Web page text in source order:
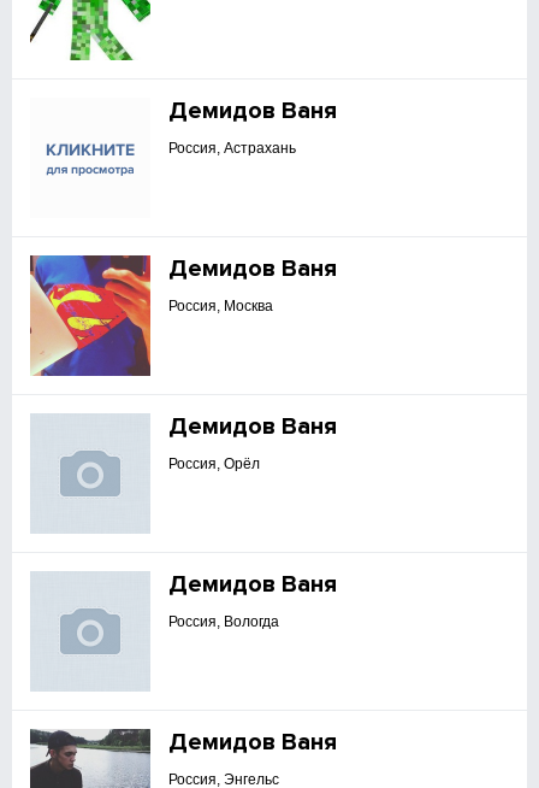
Демидов Ваня
Россия, Астрахань
Демидов Ваня
Россия, Москва
Демидов Ваня
Россия, Орёл
Демидов Ваня
Россия, Вологда
Демидов Ваня
Россия, Энгельс